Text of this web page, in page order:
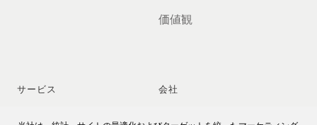
価値観
サービス 会社